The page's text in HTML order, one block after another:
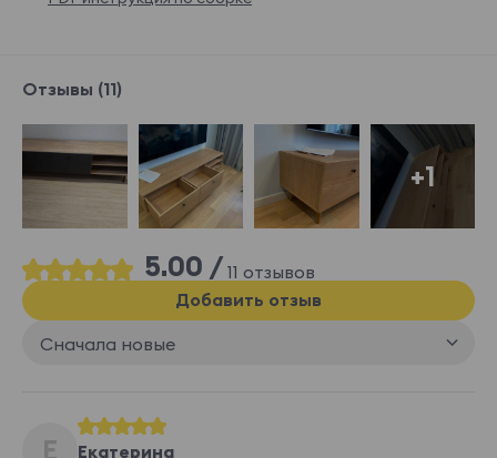
Отзывы (11)
+1
5.00 / 11 отзывов
Сначала новые
Добавить отзыв
Е Екатерина